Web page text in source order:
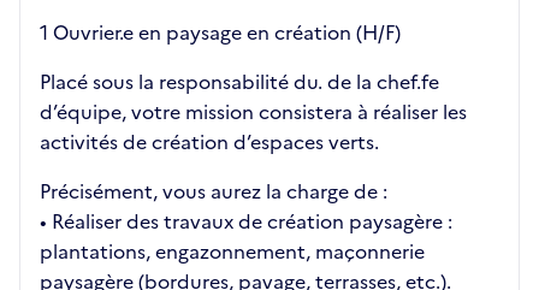
1 Ouvrier.e en paysage en création (H/F)
Placé sous la responsabilité du. de la chef.fe
d’équipe, votre mission consistera à réaliser les
activités de création d’espaces verts.
Précisément, vous aurez la charge de :
• Réaliser des travaux de création paysagère :
plantations, engazonnement, maçonnerie
paysagère (bordures, pavage, terrasses, etc.).